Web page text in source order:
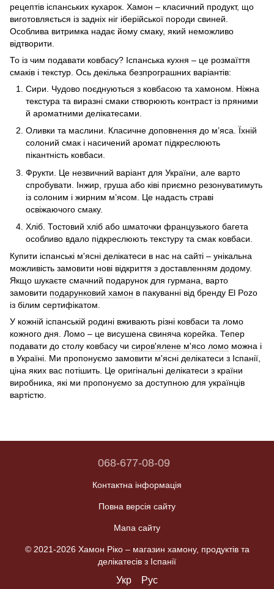
рецептів іспанських кухарок. Хамон – класичний продукт, що
виготовляється із задніх ніг іберійської породи свиней.
Особлива витримка надає йому смаку, який неможливо
відтворити.
То із чим подавати ковбасу? Іспанська кухня – це розмаїття
смаків і текстур. Ось декілька безпрограшних варіантів:
Сири. Чудово поєднуються з ковбасою та хамоном. Ніжна
текстура та виразні смаки створюють контраст із пряними
й ароматними делікатесами.
Оливки та маслини. Класичне доповнення до м’яса. Їхній
солоний смак і насичений аромат підкреслюють
пікантність ковбаси.
Фрукти. Це незвичний варіант для України, але варто
спробувати. Інжир, груша або ківі приємно резонуватимуть
із солоним і жирним м’ясом. Це надасть страві
освіжаючого смаку.
Хліб. Тостовий хліб або шматочки французького багета
особливо вдало підкреслюють текстуру та смак ковбаси.
Купити ​​іспанські м'ясні делікатеси в нас на сайті – унікальна
можливість замовити нові відкриття з доставленням додому.
Якщо шукаєте смачний подарунок для гурмана, варто
замовити подарунковий хамон в пакуванні від бренду El Pozo
із білим сертифікатом.
У кожній іспанській родині вживають різні ковбаси та ломо
кожного дня. Ломо – це висушена свиняча корейка. Тепер
подавати до столу ковбасу чи сиров'ялене м'ясо ломо можна і
в Україні. Ми пропонуємо замовити м'ясні делікатеси з Іспанії,
ціна яких вас потішить. Це оригінальні делікатеси з країни
виробника, які ми пропонуємо за доступною для українців
вартістю.
068-677-08-09
Контактна інформація
Повна версія сайту
Мапа сайту
© 2021-2026 Хамон Ріко – магазин хамону, продуктів та
делікатесів з Іспанії
Укр Рус